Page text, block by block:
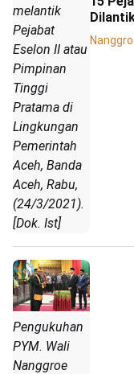
melantik
Pejabat
Eselon II atau
Pimpinan
Tinggi
Pratama di
Lingkungan
Pemerintah
Aceh, Banda
Aceh, Rabu,
(24/3/2021).
[Dok. Ist]
Pengukuhan
PYM. Wali
Nanggroe